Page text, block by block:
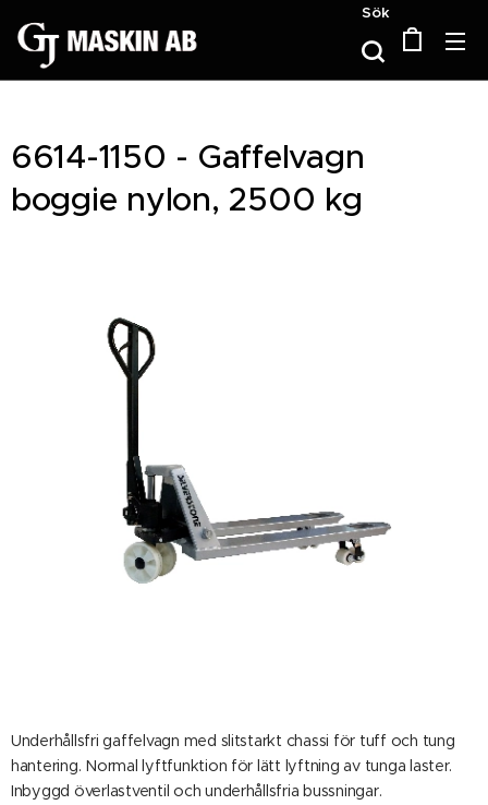
Sök
6614-1150 - Gaffelvagn
boggie nylon, 2500 kg
Underhållsfri gaffelvagn med slitstarkt chassi för tuff och tung
hantering. Normal lyftfunktion för lätt lyftning av tunga laster.
Inbyggd överlastventil och underhållsfria bussningar.